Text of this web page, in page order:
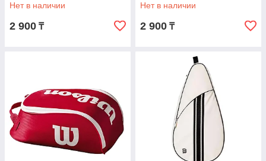
Нет в наличии
2 900 ₸
Нет в наличии
2 900 ₸